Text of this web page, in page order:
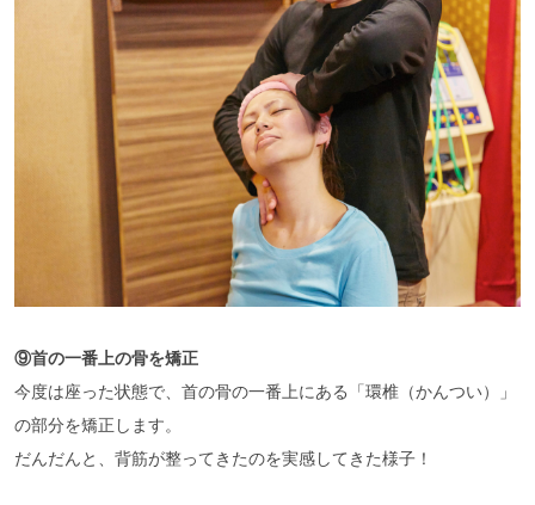
⑨首の一番上の骨を矯正
今度は座った状態で、首の骨の一番上にある「環椎（かんつい）」
の部分を矯正します。
だんだんと、背筋が整ってきたのを実感してきた様子！